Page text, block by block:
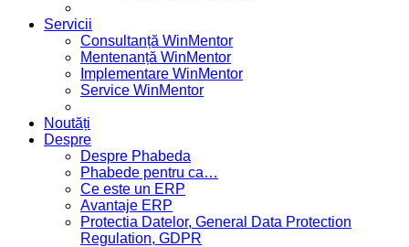
Servicii
Consultanță WinMentor
Mentenanță WinMentor
Implementare WinMentor
Service WinMentor
Noutăți
Despre
Despre Phabeda
Phabede pentru ca…
Ce este un ERP
Avantaje ERP
Protectia Datelor, General Data Protection
Regulation, GDPR